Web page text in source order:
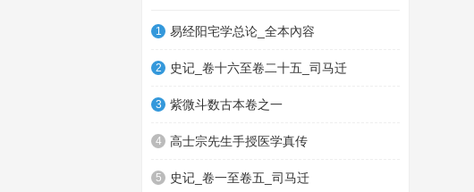
1 易经阳宅学总论_全本內容
2 史记_卷十六至卷二十五_司马迁
3 紫微斗数古本卷之一
4 高士宗先生手授医学真传
5 史记_卷一至卷五_司马迁